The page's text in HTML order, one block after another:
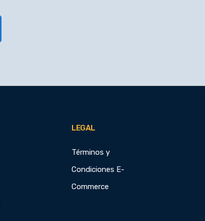
LEGAL
Términos y
Condiciones E-
Commerce